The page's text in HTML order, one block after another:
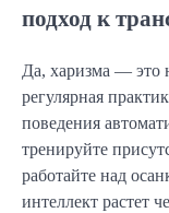
подход к
Да, харизма — это
регулярная
поведения
тренируйте
работайте над
интеллект растет